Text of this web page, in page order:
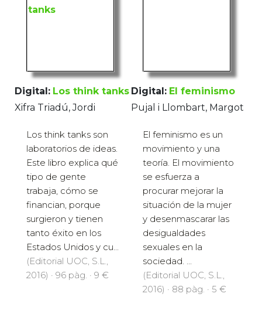
Digital: Los think tanks
Xifra Triadú, Jordi
Los think tanks son
laboratorios de ideas.
Este libro explica qué
tipo de gente
trabaja, cómo se
financian, porque
surgieron y tienen
tanto éxito en los
Estados Unidos y cu...
(Editorial UOC, S.L.,
2016) · 96 pàg. · 9 €
Digital: El feminismo
Pujal i Llombart, Margot
El feminismo es un
movimiento y una
teoría. El movimiento
se esfuerza a
procurar mejorar la
situación de la mujer
y desenmascarar las
desigualdades
sexuales en la
sociedad. ...
(Editorial UOC, S.L.,
2016) · 88 pàg. · 5 €